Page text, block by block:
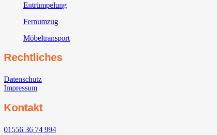
Entrümpelung
Fernumzug
Möbeltransport
Rechtliches
Datenschutz
Impressum
Kontakt
01556 36 74 994